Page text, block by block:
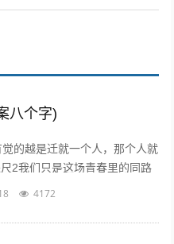
八个字)
的越是迁就一个人，那个人就
2我们只是这场青春里的同路
过这一段时光3不属于我的东
4172